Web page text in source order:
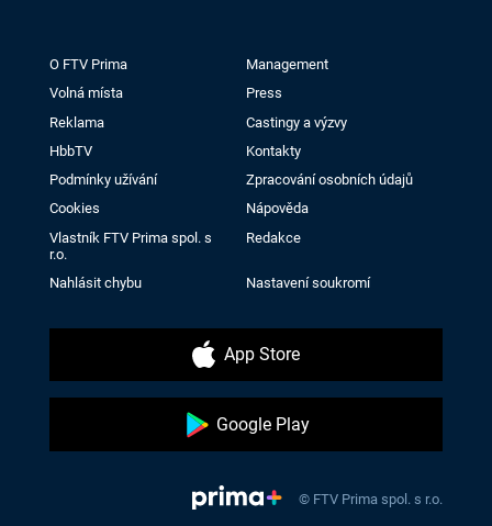
O FTV Prima
Management
Volná místa
Press
Reklama
Castingy a výzvy
HbbTV
Kontakty
Podmínky užívání
Zpracování osobních údajů
Cookies
Nápověda
Vlastník FTV Prima spol. s
r.o.
Redakce
Nahlásit chybu Nastavení soukromí
App Store
Google Play
© FTV Prima spol. s r.o.